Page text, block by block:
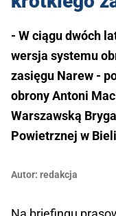
- W ciągu dwóch
wersja systemu
zasięgu Narew -
obrony Antoni
Warszawską
Powietrznej w
Autor: redakcja